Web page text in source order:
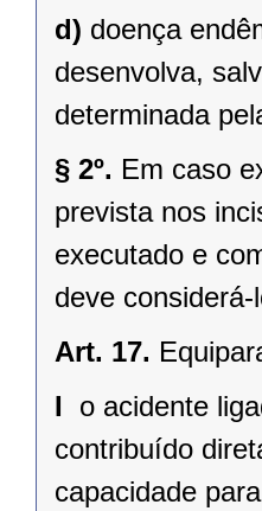
d) doença
desenvolva,
determinada
§ 2º. Em caso
prevista nos
executado e
deve
Art. 17.
I 
o acidente
contribuído
capacidade